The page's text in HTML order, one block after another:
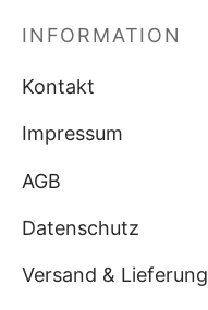
INFORMATION
Kontakt
Impressum
AGB
Datenschutz
Versand & Lieferung